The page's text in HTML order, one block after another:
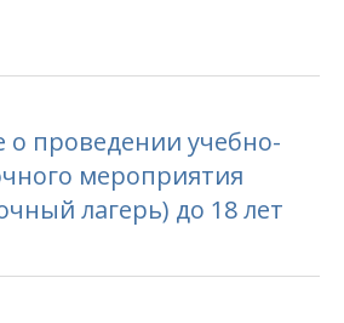
о проведении учебно-
мероприятия
лагерь) до 18 лет